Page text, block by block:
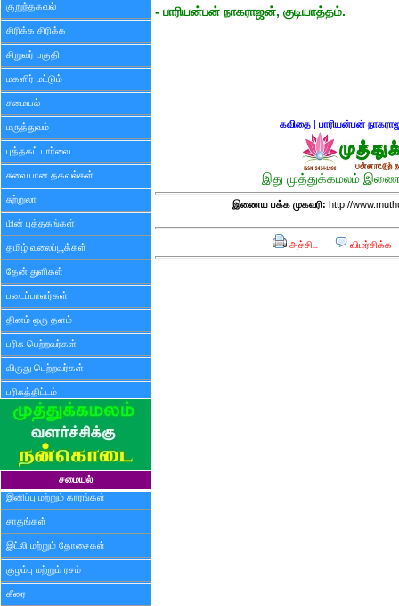
குறுந்தகவல்
சிரிக்க சிரிக்க
சிறுவர் பகுதி
மகளிர் மட்டும்
சமையல்
மருத்துவம்
புத்தகப் பார்வை
சுவையான தகவல்கள்
சுற்றுலா
மின் புத்தகங்கள்
தமிழ் வலைப்பூக்கள்
தேன் துளிகள்
படைப்பாளர்கள்
தினம் ஒரு தளம்
பரிசு பெற்றவர்கள்
விருது பெற்றவர்கள்
பரிசுத்திட்டம்
சமையல்
இனிப்பு மற்றும் காரங்கள்
சாதங்கள்
இட்லி மற்றும் தோசைகள்
குழம்பு மற்றும் ரசம்
கீரை
- பாரியன்பன் நாகராஜன், குடியாத்தம்.
கவிதை| பாரியன்பன்
இது முத்துக்கமலம்
இணைய பக்க முகவரி: http://
அச்சிட விமர்சிக்க